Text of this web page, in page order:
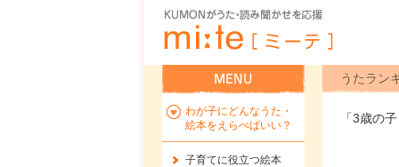
うたラン
「3歳の
わが子にどんなうた・
絵本をえらべばいい？
子育てに役立つ絵本